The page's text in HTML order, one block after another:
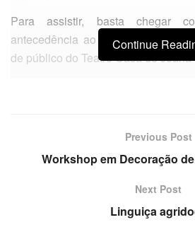
Para assistir, basta chegar
antecedência ao horário da
de público do Teatro Casa de
Continue
Previous Post
Workshop em Decoração
Next Post
Linguiça